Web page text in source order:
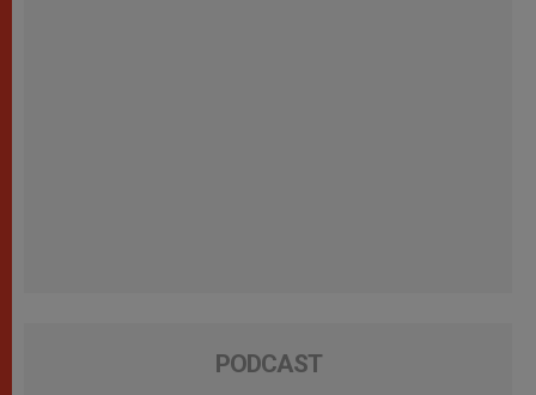
PODCAST